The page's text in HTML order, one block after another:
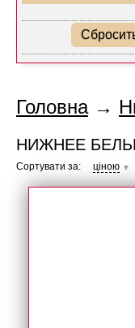
Головна→
НИЖНЕЕ
Сортувати за: ціною ▼